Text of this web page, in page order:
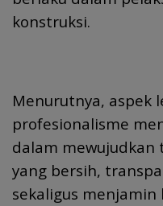
konstruksi.
Menurutnya, aspek
profesionalisme
dalam
yang bersih,
sekaligus